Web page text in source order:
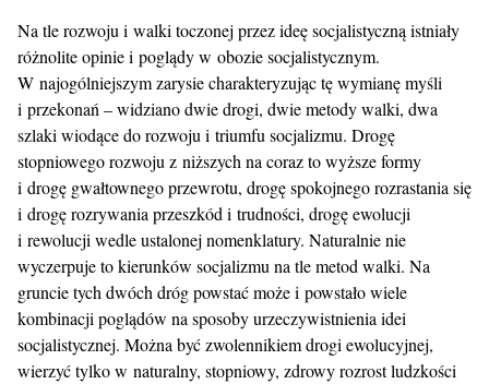
Na tle rozwoju i walki toczonej przez ideę socjalistyczną istniały
różnolite opinie i poglądy w obozie socjalistycznym.
W najogólniejszym zarysie charakteryzując tę wymianę myśli
i przekonań – widziano dwie drogi, dwie metody walki, dwa
szlaki wiodące do rozwoju i triumfu socjalizmu. Drogę
stopniowego rozwoju z niższych na coraz to wyższe formy
i drogę gwałtownego przewrotu, drogę spokojnego rozrastania się
i drogę rozrywania przeszkód i trudności, drogę ewolucji
i rewolucji wedle ustalonej nomenklatury. Naturalnie nie
wyczerpuje to kierunków socjalizmu na tle metod walki. Na
gruncie tych dwóch dróg powstać może i powstało wiele
kombinacji poglądów na sposoby urzeczywistnienia idei
socjalistycznej. Można być zwolennikiem drogi ewolucyjnej,
wierzyć tylko w naturalny, stopniowy, zdrowy rozrost ludzkości